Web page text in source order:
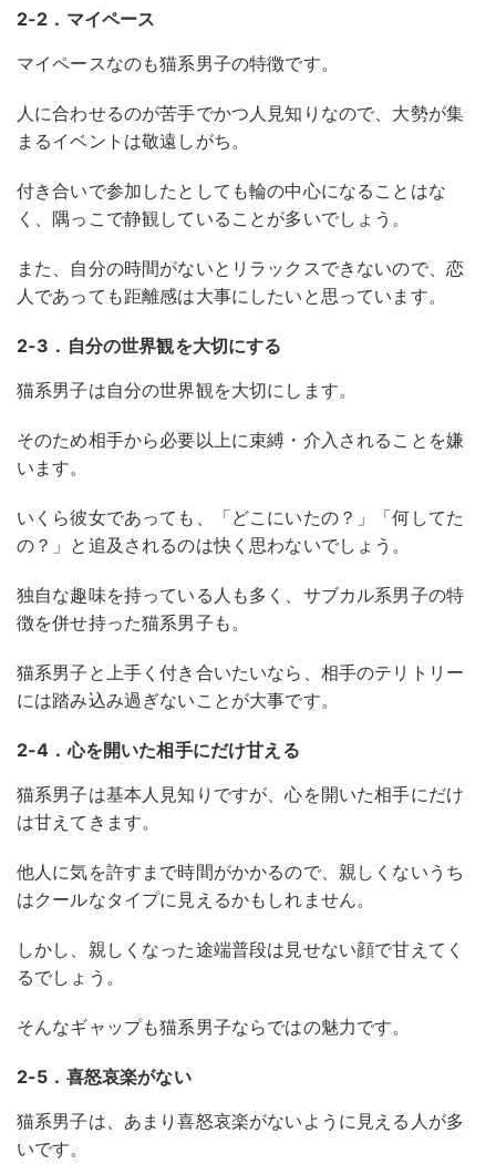
2-2．マイペース
マイペースなのも猫系男子の特徴です。
人に合わせるのが苦手でかつ人見知りなので、大勢が集
まるイベントは敬遠しがち。
付き合いで参加したとしても輪の中心になることはな
く、隅っこで静観していることが多いでしょう。
また、自分の時間がないとリラックスできないので、恋
人であっても距離感は大事にしたいと思っています。
2-3．自分の世界観を大切にする
猫系男子は自分の世界観を大切にします。
そのため相手から必要以上に束縛・介入されることを嫌
います。
いくら彼女であっても、「どこにいたの？」「何してた
の？」と追及されるのは快く思わないでしょう。
独自な趣味を持っている人も多く、サブカル系男子の特
徴を併せ持った猫系男子も。
猫系男子と上手く付き合いたいなら、相手のテリトリー
には踏み込み過ぎないことが大事です。
2-4．心を開いた相手にだけ甘える
猫系男子は基本人見知りですが、心を開いた相手にだけ
は甘えてきます。
他人に気を許すまで時間がかかるので、親しくないうち
はクールなタイプに見えるかもしれません。
しかし、親しくなった途端普段は見せない顔で甘えてく
るでしょう。
そんなギャップも猫系男子ならではの魅力です。
2-5．喜怒哀楽がない
猫系男子は、あまり喜怒哀楽がないように見える人が多
いです。